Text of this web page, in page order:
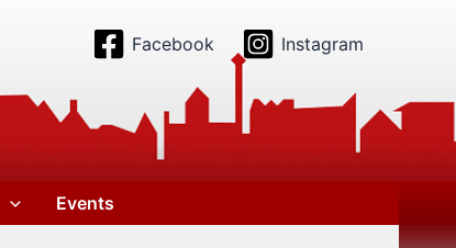
Facebook Instagram
Events